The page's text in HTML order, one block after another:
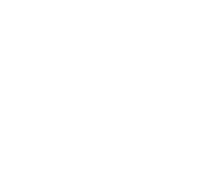
作为客户经理，你将会管理负责浙江、江
域核心战略客户的全面维护与深度开发，
跑汽车、徐工汽车、九龙汽车、金龙客车
其关联体系客户。你将汇报给销售经理。
点将会在浙江。. Key Responsibilities.